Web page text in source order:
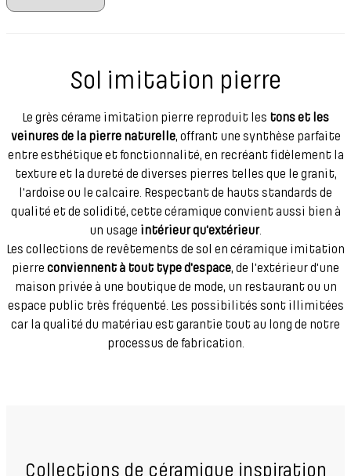
Sol imitation pierre
Le grès cérame imitation pierre reproduit les tons et les
veinures de la pierre naturelle, offrant une synthèse parfaite
entre esthétique et fonctionnalité, en recréant fidèlement la
texture et la dureté de diverses pierres telles que le granit,
l'ardoise ou le calcaire. Respectant de hauts standards de
qualité et de solidité, cette céramique convient aussi bien à
un usage intérieur qu'extérieur.
Les collections de revêtements de sol en céramique imitation
pierre conviennent à tout type d'espace, de l'extérieur d'une
maison privée à une boutique de mode, un restaurant ou un
espace public très fréquenté. Les possibilités sont illimitées
car la qualité du matériau est garantie tout au long de notre
processus de fabrication.
Collections de céramique inspiration